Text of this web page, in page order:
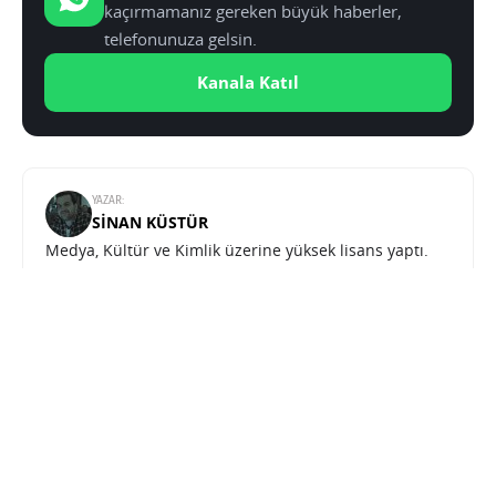
kaçırmamanız gereken büyük haberler,
telefonunuza gelsin.
Kanala Katıl
YAZAR:
SINAN KÜSTÜR
Medya, Kültür ve Kimlik üzerine yüksek lisans yaptı.